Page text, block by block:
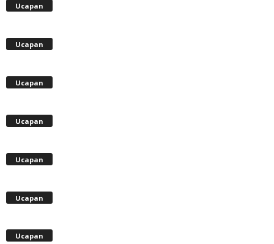
Ucapan
Ucapan
Ucapan
Ucapan
Ucapan
Ucapan
Ucapan